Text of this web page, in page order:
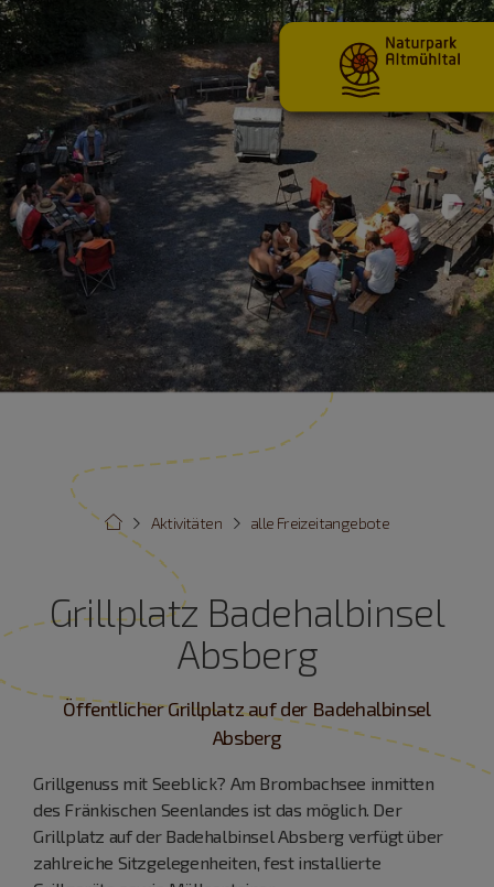
alle Freizeitangebote
Aktivitäten
Grillplatz Badehalbinsel
Absberg
Öffentlicher Grillplatz auf der Badehalbinsel
Absberg
Grillgenuss mit Seeblick? Am Brombachsee inmitten
des Fränkischen Seenlandes ist das möglich. Der
Grillplatz auf der Badehalbinsel Absberg verfügt über
zahlreiche Sitzgelegenheiten, fest installierte